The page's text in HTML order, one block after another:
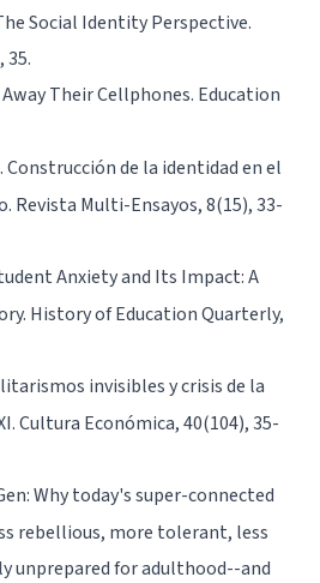
Social Identity Perspective.
35.
Away Their Cellphones. Education
Construcción de la identidad en el
Revista Multi-Ensayos, 8(15), 33-
Anxiety and Its Impact: A
History of Education Quarterly,
invisibles y crisis de la
Cultura Económica, 40(104), 35-
Why today's super-connected
rebellious, more tolerant, less
unprepared for adulthood--and